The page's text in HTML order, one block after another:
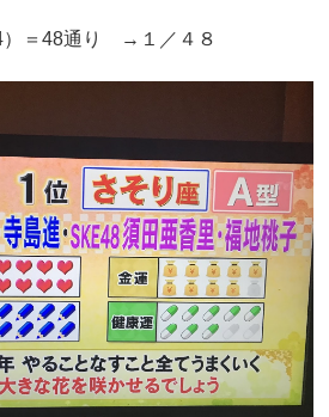
）＝48通り →１／４８